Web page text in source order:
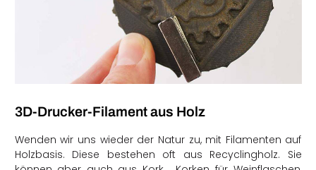
3D-Drucker-Filament aus Holz
Wenden wir uns wieder der Natur zu, mit Filamenten auf
Holzbasis. Diese bestehen oft aus Recyclingholz. Sie